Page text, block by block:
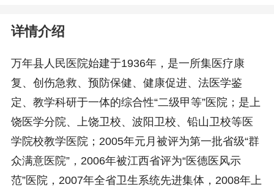
详情介绍
万年县人民医院始建于1936年，是一所集医疗康
复、创伤急救、预防保健、健康促进、法医学鉴
定、教学科研于一体的综合性“二级甲等”医院；是上
饶医学分院、上饶卫校、波阳卫校、铅山卫校等医
学院校教学医院；2005年元月被评为第一批省级“群
众满意医院”，2006年被江西省评为“医德医风示
范”医院，2007年全省卫生系统先进集体，2008年上